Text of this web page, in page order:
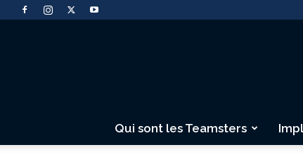
Qui sont les Teamsters